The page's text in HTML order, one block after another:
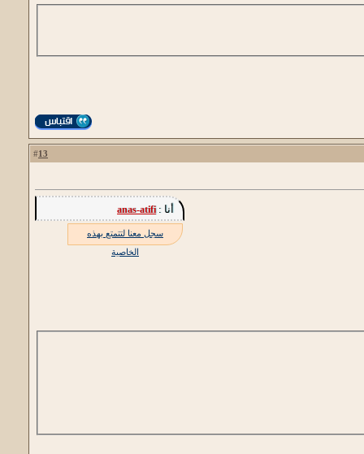
13
أنا :anas-atifi
سجل معنا لتتمتع بهذه
الخاصية